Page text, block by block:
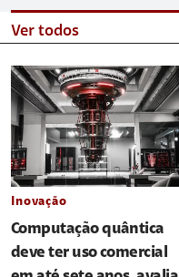
Ver todos
Inovação
Computação quântica
deve ter uso comercial